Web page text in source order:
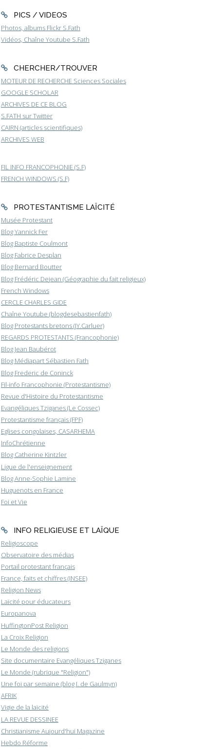
PICS / VIDEOS
Photos, albums Flickr S.Fath
Vidéos, Chaîne Youtube S.Fath
CHERCHER/TROUVER
MOTEUR DE RECHERCHE Sciences Sociales
GOOGLE SCHOLAR
ARCHIVES DE CE BLOG
S.FATH sur Twitter
CAIRN (articles scientifiques)
ARCHIVES WEB
FIL INFO FRANCOPHONIE (S.F)
FRENCH WINDOWS (S.F)
PROTESTANTISME LAÏCITÉ
Musée Protestant
Blog Yannick Fer
Blog Baptiste Coulmont
Blog Fabrice Desplan
Blog Bernard Boutter
Blog Frédéric Dejean (Géographie du fait religieux)
French Windows
CERCLE CHARLES GIDE
Chaîne Youtube (blogdesebastienfath)
Blog Protestants bretons (JY.Carluer)
REGARDS PROTESTANTS (Francophonie)
Blog Jean Baubérot
Blog Médiapart Sébastien Fath
Blog Frederic de Coninck
Fil-info Francophonie (Protestantisme)
Revue d'Histoire du Protestantisme
Evangéliques Tziganes (Le Cossec)
Protestantisme français (FPF)
Eglises congolaises, CASARHEMA
InfoChrétienne
Blog Catherine Kintzler
Ligue de l'enseignement
Blog Anne-Sophie Lamine
Huguenots en France
Foi et Vie
INFO RELIGIEUSE ET LAÏQUE
Religioscope
Observatoire des médias
Portail protestant français
France, faits et chiffres (INSEE)
Religion News
Laïcité pour éducateurs
Europanova
HuffingtonPost Religion
La Croix Religion
Le Monde des religions
Site documentaire Evangéliques Tziganes
Le Monde (rubrique "Religion")
Une foi par semaine (blog I. de Gaulmyn)
AFRIK
Vigie de la laïcité
LA REVUE DESSINEE
Christianisme Aujourd'hui Magazine
Hebdo Réforme